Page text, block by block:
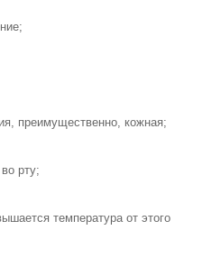
преимущественно, кожная;
рту;
температура от этого